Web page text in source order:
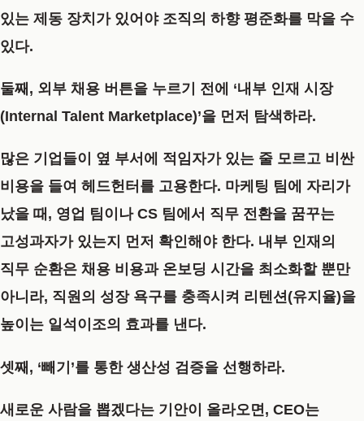
있는 제동 장치가 있어야 조직의 하향 평준화를 막을 수
있다.
둘째, 외부 채용 버튼을 누르기 전에 ‘내부 인재 시장
(Internal Talent Marketplace)’을 먼저 탐색하라.
많은 기업들이 옆 부서에 적임자가 있는 줄 모르고 비싼
비용을 들여 헤드헌터를 고용한다. 마케팅 팀에 자리가
났을 때, 영업 팀이나 CS 팀에서 직무 전환을 꿈꾸는
고성과자가 있는지 먼저 확인해야 한다. 내부 인재의
직무 순환은 채용 비용과 온보딩 시간을 최소화할 뿐만
아니라, 직원의 성장 욕구를 충족시켜 리텐션(유지율)을
높이는 일석이조의 효과를 낸다.
셋째, ‘빼기’를 통한 생산성 검증을 선행하라.
새로운 사람을 뽑겠다는 기안이 올라오면, CEO는